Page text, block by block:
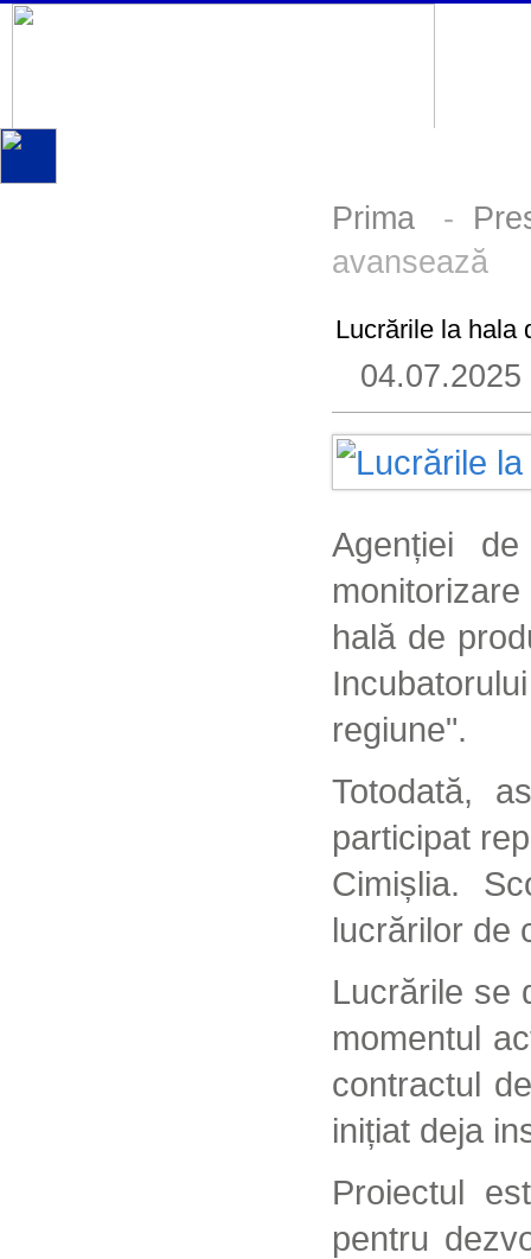
Prima -
avansează
Lucrările la hala
04.07.2025
Agenției
hală de
regiune".
Totodată,
participat
Cimișlia.
lucrărilor de
Lucrările se
momentul
contractul
inițiat deja
Proiectul
pentru